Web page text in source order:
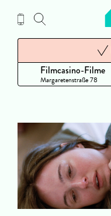
Inhalt
Filmcasino-Filme
Margaretenstraße 78